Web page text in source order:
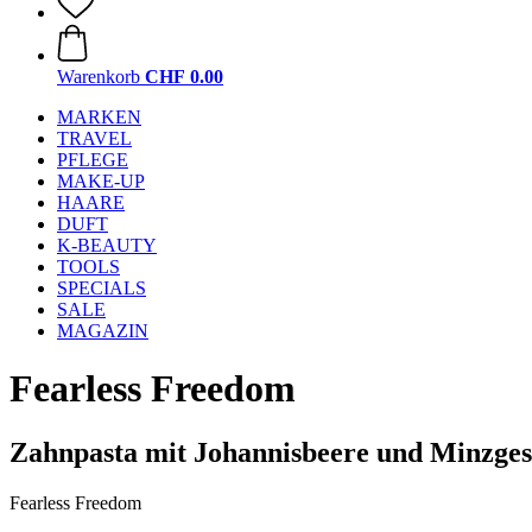
Warenkorb CHF 0.00
MARKEN
TRAVEL
PFLEGE
MAKE-UP
HAARE
DUFT
K-BEAUTY
TOOLS
SPECIALS
SALE
MAGAZIN
Fearless Freedom
Zahnpasta mit Johannisbeere und
Fearless Freedom